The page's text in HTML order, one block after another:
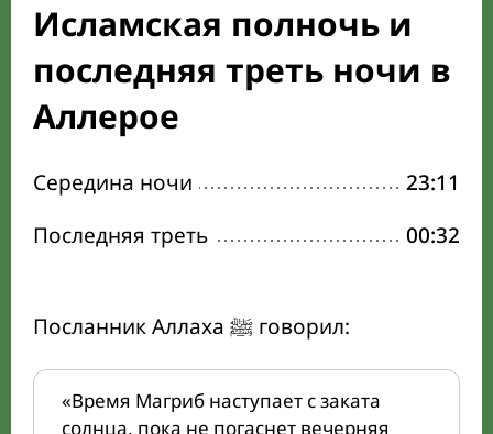
Исламская полночь и
последняя треть ночи в
Аллерое
Середина ночи
23:11
Последняя треть
00:32
Посланник Аллаха ﷺ говорил:
«Время Магриб наступает с заката
солнца, пока не погаснет вечерняя